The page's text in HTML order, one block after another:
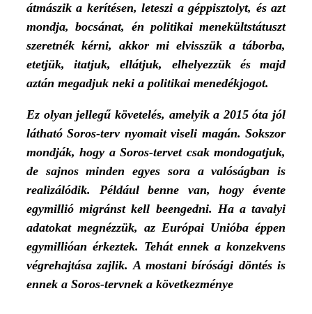
átmászik a kerítésen, leteszi a géppisztolyt, és azt
mondja, bocsánat, én politikai menekültstátuszt
szeretnék kérni, akkor mi elvisszük a táborba,
etetjük, itatjuk, ellátjuk, elhelyezzük és majd
aztán megadjuk neki a politikai menedékjogot.
Ez olyan jellegű követelés, amelyik a 2015 óta jól
látható Soros-terv nyomait viseli magán. Sokszor
mondják, hogy a Soros-tervet csak mondogatjuk,
de sajnos minden egyes sora a valóságban is
realizálódik. Például benne van, hogy évente
egymillió migránst kell beengedni. Ha a tavalyi
adatokat megnézzük, az Európai Unióba éppen
egymillióan érkeztek. Tehát ennek a konzekvens
végrehajtása zajlik. A mostani bírósági döntés is
ennek a Soros-tervnek a következménye